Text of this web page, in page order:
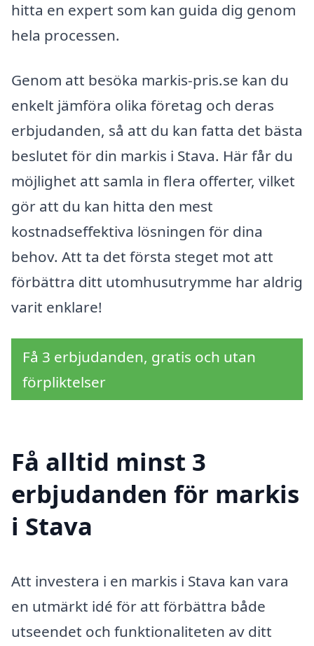
hitta en expert som kan guida dig genom
hela processen.
Genom att besöka markis-pris.se kan du
enkelt jämföra olika företag och deras
erbjudanden, så att du kan fatta det bästa
beslutet för din markis i Stava. Här får du
möjlighet att samla in flera offerter, vilket
gör att du kan hitta den mest
kostnadseffektiva lösningen för dina
behov. Att ta det första steget mot att
förbättra ditt utomhusutrymme har aldrig
varit enklare!
Få 3 erbjudanden, gratis och utan
förpliktelser
Få alltid minst 3
erbjudanden för markis
i Stava
Att investera i en markis i Stava kan vara
en utmärkt idé för att förbättra både
utseendet och funktionaliteten av ditt